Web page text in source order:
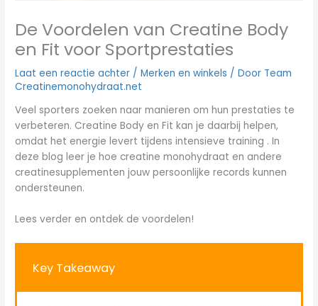
De Voordelen van Creatine Body
en Fit voor Sportprestaties
Laat een reactie achter /Merken en winkels / Door Team
Creatinemonohydraat.net
Veel sporters zoeken naar manieren om hun prestaties te
verbeteren. Creatine Body en Fit kan je daarbij helpen,
omdat het energie levert tijdens intensieve training . In
deze blog leer je hoe creatine monohydraat en andere
creatinesupplementen jouw persoonlijke records kunnen
ondersteunen.
Lees verder en ontdek de voordelen!
Key Takeaway